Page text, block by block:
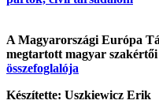
A Magyarországi Európa
megtartott magyar
összefoglalója
Készítette: Uszkiewicz Erik